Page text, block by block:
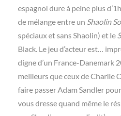
espagnol dure à peine plus
de mélange entre un Shaolin
spéciaux et sans Shaolin) et le
Black. Le jeu d’acteur est…
digne d’un France-Danemark
meilleurs que ceux de Charlie
faire passer Adam Sandler
vous dresse quand même le